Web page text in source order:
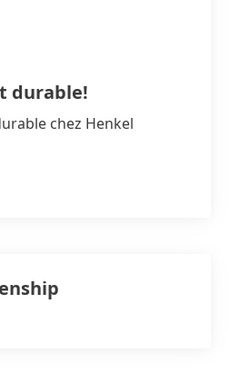
durable!
chez Henkel